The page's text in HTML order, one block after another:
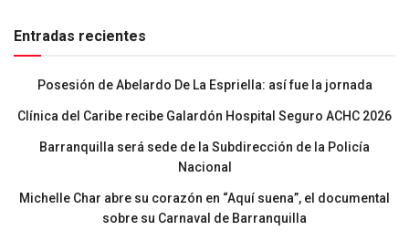
Entradas recientes
Posesión de Abelardo De La Espriella: así fue la jornada
Clínica del Caribe recibe Galardón Hospital Seguro ACHC 2026
Barranquilla será sede de la Subdirección de la Policía
Nacional
Michelle Char abre su corazón en “Aquí suena”, el documental
sobre su Carnaval de Barranquilla